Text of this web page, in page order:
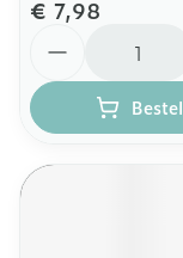
€ 7,98
Bestel